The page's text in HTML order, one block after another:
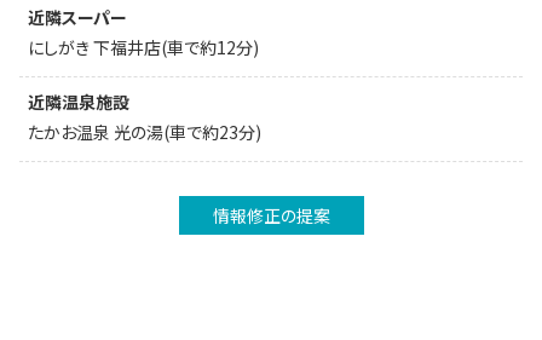
近隣スーパー
にしがき 下福井店(車で約12分)
近隣温泉施設
たかお温泉 光の湯(車で約23分)
情報修正の提案